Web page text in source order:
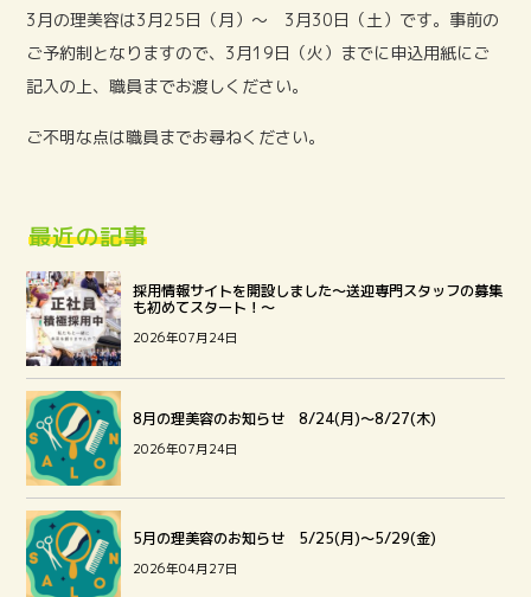
3月の理美容は3月25日（月）〜 3月30日（土）です。事前の
ご予約制となりますので、3月19日（火）までに申込用紙にご
記入の上、職員までお渡しください。
ご不明な点は職員までお尋ねください。
最近の記事
採用情報サイトを開設しました～送迎専門スタッフの募集
も初めてスタート！～
2026年07月24日
8月の理美容のお知らせ 8/24(月)～8/27(木)
2026年07月24日
5月の理美容のお知らせ 5/25(月)～5/29(金)
2026年04月27日